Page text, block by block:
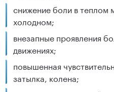
снижение боли в теплом
холодном;
внезапные проявления
движениях;
повышенная
затылка, колена;